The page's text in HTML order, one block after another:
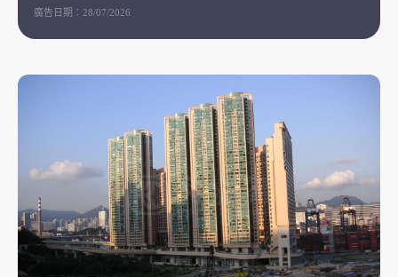
廣告日期： 28/07/2026